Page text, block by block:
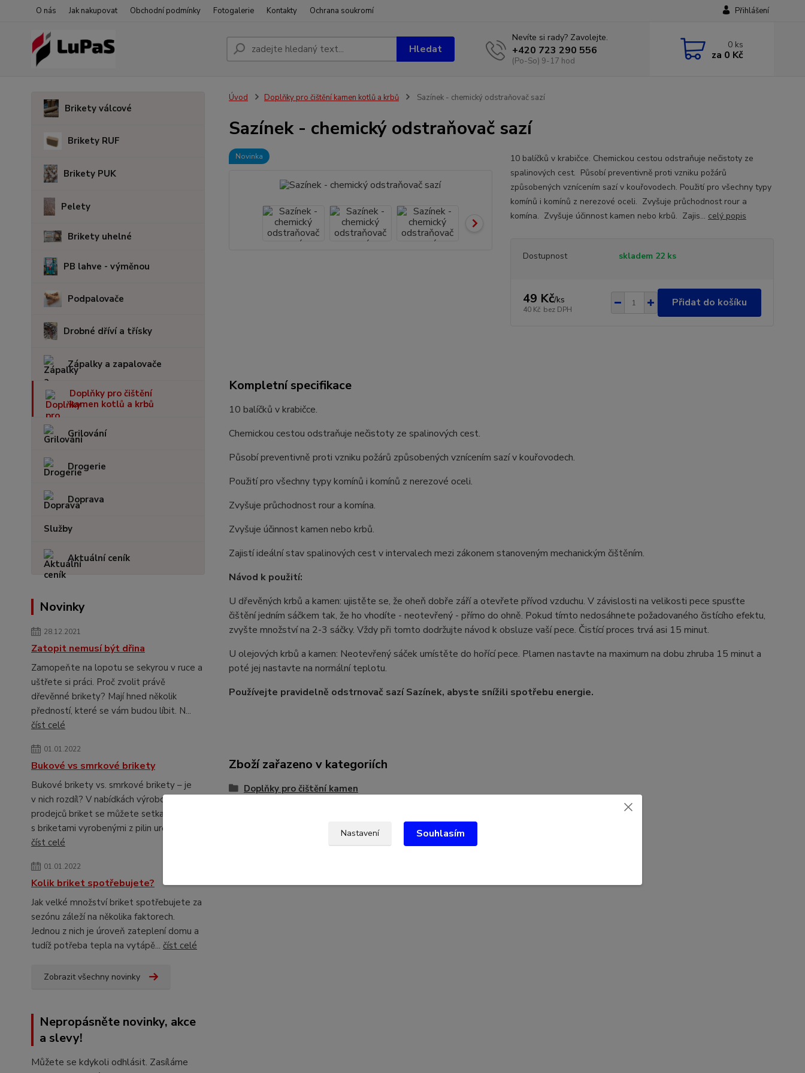
O nás Jak nakupovat Obchodní podmínky Fotogalerie Kontakty Ochrana soukromí Přihlášení
Hledat
Nevíte si rady? Zavolejte.
+420 723 290 556
(Po-So) 9-17 hod
0 ks
za 0 Kč
Brikety válcové
Brikety RUF
Brikety PUK
Pelety
Brikety uhelné
PB lahve - výměnou
Podpalovače
Drobné dříví a třísky
Zápalky a zapalovače
Doplňky pro čištění
kamen kotlů a krbů
Grilování
Drogerie
Doprava
Služby
Aktuální ceník
Novinky
28.12.2021
Zatopit nemusí být dřina
Zamopeňte na lopotu se sekyrou v ruce a
uštřete si práci. Proč zvolit právě
dřevěnné brikety? Mají hned několik
předností, které se vám budou líbit. N...
číst celé
01.01.2022
Bukové vs smrkové brikety
Bukové brikety vs. smrkové brikety – je
v nich rozdíl? V nabídkách výrobců a
prodejců briket se můžete setkat
s briketami vyrobenými z pilin určitého...
číst celé
01.01.2022
Kolik briket spotřebujete?
Jak velké množství briket spotřebujete za
sezónu záleží na několika faktorech.
Jednou z nich je úroveň zateplení domu a
tudíž potřeba tepla na vytápě... číst celé
Zobrazit všechny novinky
Nepropásněte novinky, akce
a slevy!
Můžete se kdykoli odhlásit. Zasíláme
Úvod Doplňky pro čištění kamen kotlů a krbů Sazínek - chemický odstraňovač sazí
Sazínek - chemický odstraňovač sazí
Novinka
10 balíčků v krabičce. Chemickou cestou odstraňuje nečistoty ze
spalinových cest. Působí preventivně proti vzniku požárů
způsobených vznícením sazí v kouřovodech. Použití pro všechny typy
komínů i komínů z nerezové oceli. Zvyšuje průchodnost rour a
komína. Zvyšuje účinnost kamen nebo krbů. Zajis... celý popis
Dostupnost skladem 22 ks
49 Kč/ks
40 Kč bez DPH
Přidat do košíku
Kompletní specifikace
10 balíčků v krabičce.
Chemickou cestou odstraňuje nečistoty ze spalinových cest.
Působí preventivně proti vzniku požárů způsobených vznícením sazí v kouřovodech.
Použití pro všechny typy komínů i komínů z nerezové oceli.
Zvyšuje průchodnost rour a komína.
Zvyšuje účinnost kamen nebo krbů.
Zajistí ideální stav spalinových cest v intervalech mezi zákonem stanoveným mechanickým čištěním.
Návod k použití:
U dřevěných krbů a kamen: ujistěte se, že oheň dobře září a otevřete přívod vzduchu. V závislosti na velikosti pece spusťte
čištění jedním sáčkem tak, že ho vhodíte - neotevřený - přímo do ohně. Pokud tímto nedosáhnete požadovaného čistícího efektu,
zvyšte množství na 2-3 sáčky. Vždy při tomto dodržujte návod k obsluze vaší pece. Čistící proces trvá asi 15 minut.
U olejových krbů a kamen: Neotevřený sáček umístěte do hořící pece. Plamen nastavte na maximum na dobu zhruba 15 minut a
poté jej nastavte na normální teplotu.
Používejte pravidelně odstrnovač sazí Sazínek, abyste snížili spotřebu energie.
Zboží zařazeno v kategoriích
Doplňky pro čištění kamen
Nastavení Souhlasím